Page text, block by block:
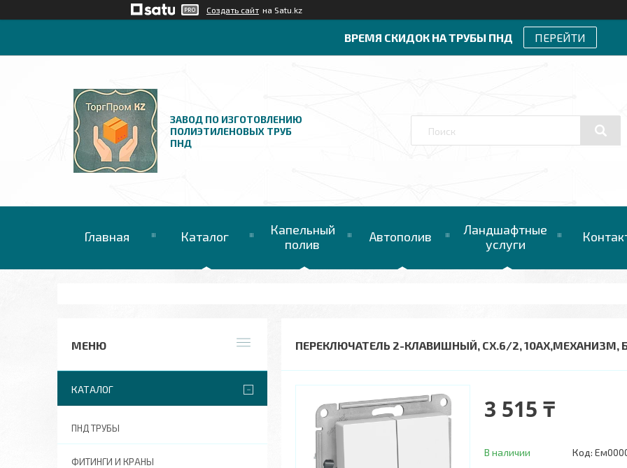
Создать сайт на Satu.kz
ВРЕМЯ СКИДОК НА ТРУБЫ ПНД ПЕРЕЙТИ
ЗАВОД ПО ИЗГОТОВЛЕНИЮ
ПОЛИЭТИЛЕНОВЫХ ТРУБ
ПНД
Главная Каталог
Капельный
полив
Автополив
Ландшафтные
услуги
ПЕРЕКЛЮЧАТЕЛЬ 2-КЛАВИШНЫЙ, СХ.6/2, 10АХ,МЕХАНИЗМ,
3 515 ₸
В наличии Код:
КАТАЛОГ
ПНД ТРУБЫ
ФИТИНГИ И КРАНЫ